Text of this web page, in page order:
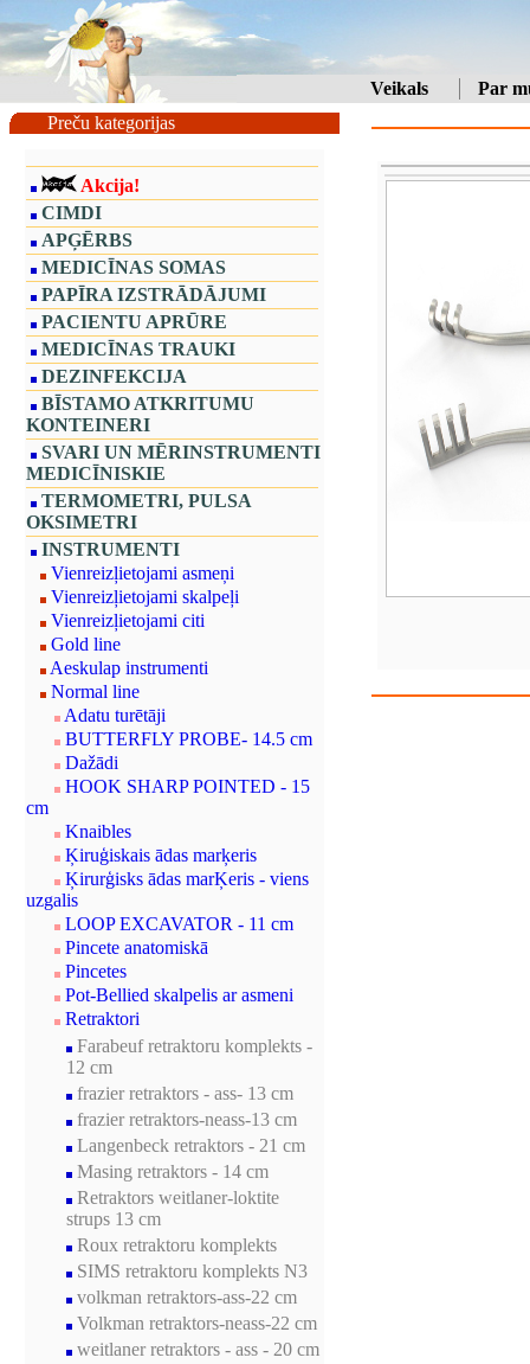
Veikals
Par
Preču kategorijas
Akcija!
CIMDI
APĢĒRBS
MEDICĪNAS SOMAS
PAPĪRA IZSTRĀDĀJUMI
PACIENTU APRŪRE
MEDICĪNAS TRAUKI
DEZINFEKCIJA
BĪSTAMO ATKRITUMU
KONTEINERI
SVARI UN MĒRINSTRUMENTI
MEDICĪNISKIE
TERMOMETRI, PULSA
OKSIMETRI
INSTRUMENTI
Vienreizļietojami asmeņi
Vienreizļietojami skalpeļi
Vienreizļietojami citi
Gold line
Aeskulap instrumenti
Normal line
Adatu turētāji
BUTTERFLY PROBE- 14.5 cm
Dažādi
HOOK SHARP POINTED - 15
cm
Knaibles
Ķiruģiskais ādas marķeris
Ķirurģisks ādas marĶeris - viens
uzgalis
LOOP EXCAVATOR - 11 cm
Pincete anatomiskā
Pincetes
Pot-Bellied skalpelis ar asmeni
Retraktori
Farabeuf retraktoru komplekts -
12 cm
frazier retraktors - ass- 13 cm
frazier retraktors-neass-13 cm
Langenbeck retraktors - 21 cm
Masing retraktors - 14 cm
Retraktors weitlaner-loktite
strups 13 cm
Roux retraktoru komplekts
SIMS retraktoru komplekts N3
volkman retraktors-ass-22 cm
Volkman retraktors-neass-22 cm
weitlaner retraktors - ass - 20 cm